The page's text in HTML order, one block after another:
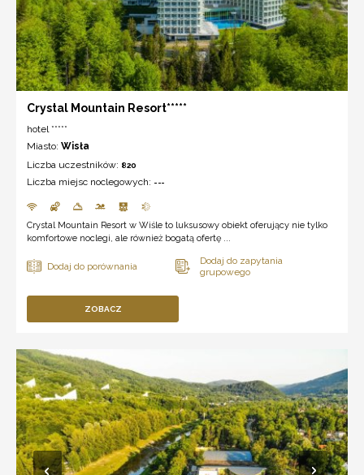
Crystal Mountain Resort*****
hotel *****
Miasto: Wisła
Liczba uczestników: 820
Liczba miejsc noclegowych: ---
Crystal Mountain Resort w Wiśle to luksusowy obiekt oferujący nie tylko
komfortowe noclegi, ale również bogatą ofertę ...
ZOBACZ